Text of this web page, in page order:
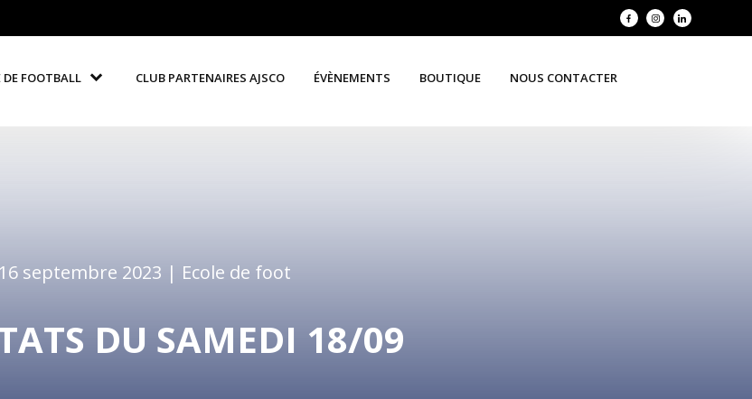
DE FOOTBALL CLUB PARTENAIRES AJSCO ÉVÈNEMENTS BOUTIQUE NOUS CONTACTER
16 septembre 2023 | Ecole de foot
DU SAMEDI 18/09